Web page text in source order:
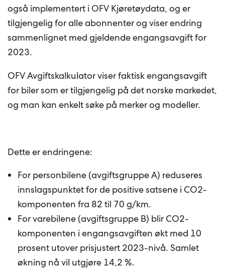
også implementert i OFV Kjøretøydata, og er
tilgjengelig for alle abonnenter og viser endring
sammenlignet med gjeldende engangsavgift for
2023.
OFV Avgiftskalkulator viser faktisk engangsavgift
for biler som er tilgjengelig på det norske markedet,
og man kan enkelt søke på merker og modeller.
Dette er endringene:
For personbilene (avgiftsgruppe A) reduseres
innslagspunktet for de positive satsene i CO2-
komponenten fra 82 til 70 g/km.
For varebilene (avgiftsgruppe B) blir CO2-
komponenten i engangsavgiften økt med 10
prosent utover prisjustert 2023-nivå. Samlet
økning nå vil utgjøre 14,2 %.